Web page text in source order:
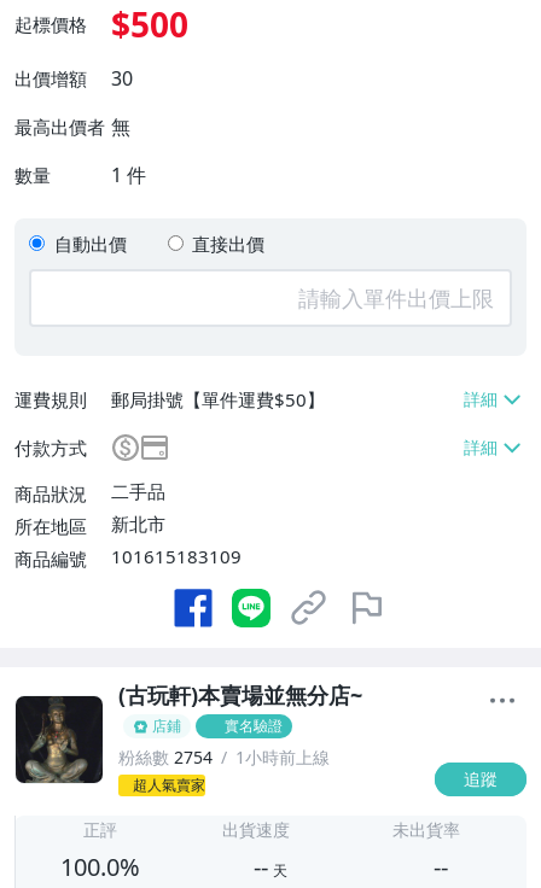
起標價格 $500
出價增額 30
最高出價者 無
數量 1 件
自動出價 直接出價
運費規則
郵局掛號【單件運費$50】
付款方式
商品狀況
二手品
所在地區
新北市
商品編號
101615183109
(古玩軒)本賣場並無分店~
店鋪 實名驗證
粉絲數 2754 1小時前上線
超人氣賣家 追蹤
正評
100.0%
出貨速度
-- 天
未出貨率
--